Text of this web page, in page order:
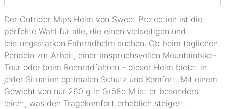
Der Outrider Mips Helm von Sweet Protection ist die
perfekte Wahl für alle, die einen vielseitigen und
leistungsstarken Fahrradhelm suchen. Ob beim täglichen
Pendeln zur Arbeit, einer anspruchsvollen Mountainbike-
Tour oder beim Rennradfahren – dieser Helm bietet in
jeder Situation optimalen Schutz und Komfort. Mit einem
Gewicht von nur 260 g in Größe M ist er besonders
leicht, was den Tragekomfort erheblich steigert.